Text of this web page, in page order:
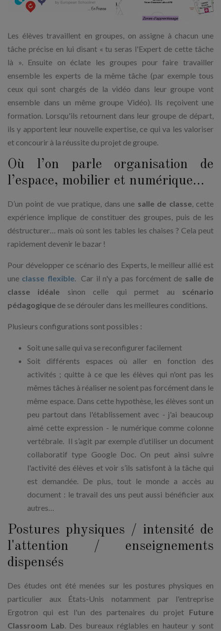
Les élèves travaillent en groupes, on assigne à chacun une
tâche précise en lui disant « tu seras l'Expert de cette tâche
là ». Ensuite on éclate les groupes pour faire travailler
ensemble les experts de la même tâche (par exemple tous
ceux qui sont chargés de la vidéo dans leur groupe vont
ensemble dans un même groupe Vidéo). Ils reçoivent une
formation. Lorsqu'ils retournent dans leur groupe de départ,
ils y apportent leur nouvelle expertise, ce qui va les valoriser
et concourir à la réussite du projet de groupe.
Où l’on parle organisation de
l’espace, mobilier et numérique…
D’un point de vue pratique, dans une salle de classe, cette
expérience implique de constituer des groupes, puis de les
déstructurer… mais où sont les tables les chaises ? Cela peut
rapidement devenir le bazar !
Pour développer ce scénario des Experts, le meilleur allié est
une classe flexible. Car il n'y a pas forcément de salle de
classe idéale sinon celle qui permet au scénario
pédagogique de se dérouler dans les meilleures conditions.
Plusieurs configurations sont possibles :
Soit une salle qui va se reconfigurer facilement
Soit différents espaces où aller en fonction des
activités ; quitte à ce que les élèves qui n'ont pas les
mêmes tâches à réaliser ne soient pas forcément dans le
même espace. Dans cette hypothèse, les élèves sont un
peu partout dans l'établissement avec - j'ai beaucoup
aimé cette expression - le numérique comme colonne
vertébrale. Il s’agit par exemple d’utiliser un document
collaboratif type Google Doc. On peut ainsi suivre
l'activité des élèves et voir s’ils satisfont à la tâche qui
est demandée. De plus, tout le monde a accès au
document : le travail des uns peut aussi bénéficier aux
autres…
Postures physiques / intensité de
l'attention / enseignements
dispensés
Des études ont été menées sur les postures physiques en
particulier aux États-Unis notamment par l'entreprise
Ergotron qui est l'un des partenaires du projet Future
Classroom Lab. Des bureaux réglables en hauteur y sont